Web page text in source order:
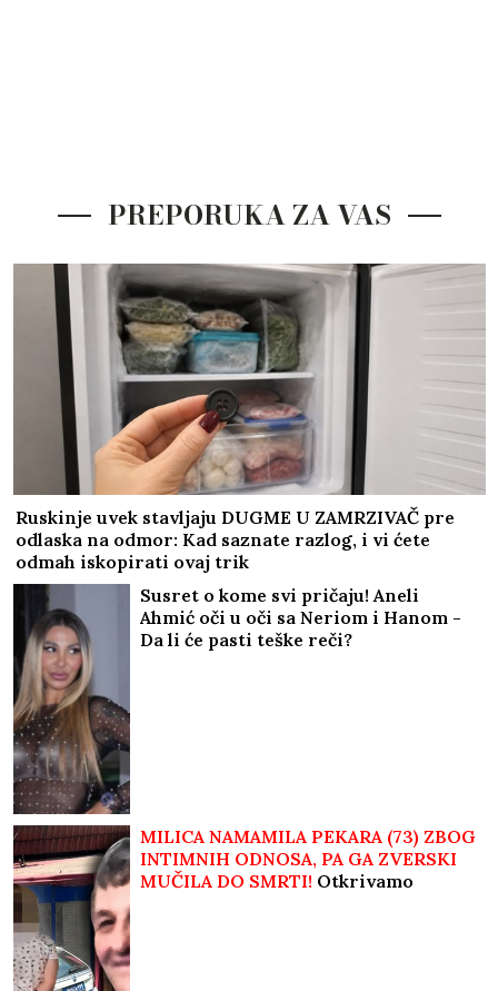
PREPORUKA ZA VAS
Ruskinje uvek stavljaju DUGME U ZAMRZIVAČ pre
odlaska na odmor: Kad saznate razlog, i vi ćete
odmah iskopirati ovaj trik
Susret o kome svi pričaju! Aneli
Ahmić oči u oči sa Neriom i Hanom -
Da li će pasti teške reči?
MILICA NAMAMILA PEKARA (73) ZBOG
INTIMNIH ODNOSA, PA GA ZVERSKI
MUČILA DO SMRTI! Otkrivamo